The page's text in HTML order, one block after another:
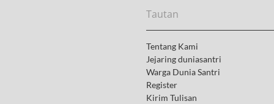
Tautan
Tentang Kami
Jejaring duniasantri
Warga Dunia Santri
Register
Kirim Tulisan